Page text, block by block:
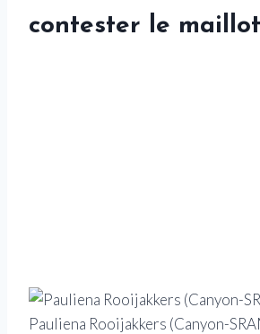
contester le
Pauliena Rooijakkers (Canyon-